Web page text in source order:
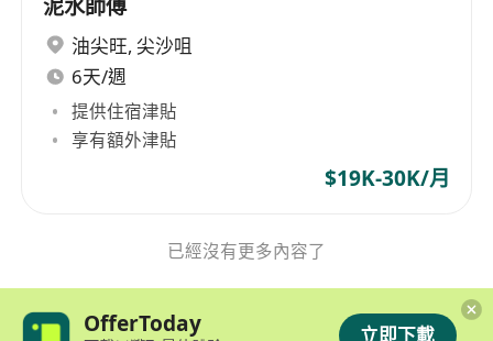
泥水師傅
油尖旺, 尖沙咀
6天/週
提供住宿津貼
享有額外津貼
$19K-30K/月
已經沒有更多內容了
OfferToday 立即下載